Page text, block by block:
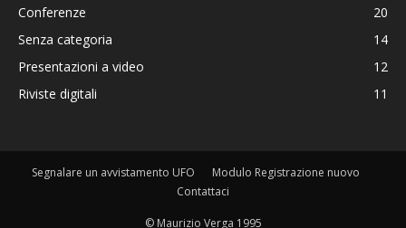
Conferenze
20
Senza categoria
14
Presentazioni a video
12
Riviste digitali
11
Segnalare un avvistamento UFO
Modulo Registrazione nuovo
Contattaci
© Maurizio Verga 1995